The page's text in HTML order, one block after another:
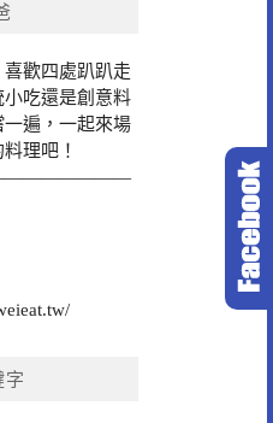
歡四處趴趴走
吃還是創意料
遍，一起來場
理吧！
字